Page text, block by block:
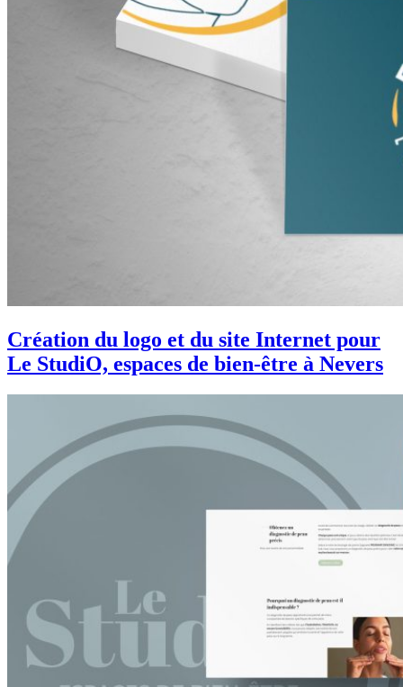
Création du logo et du site Internet pour
Le StudiO, espaces de bien-être à Nevers